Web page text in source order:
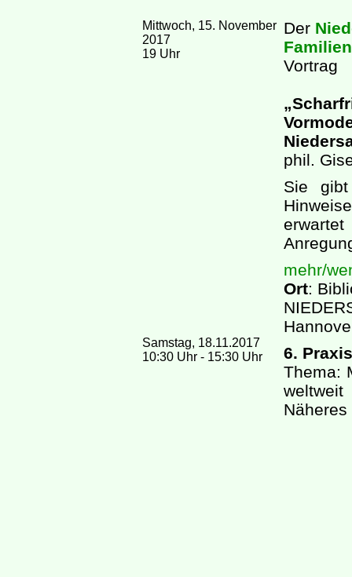
Mittwoch, 15. November
2017
19 Uhr
Der
Vortrag
phil.
Sie gibt
mehr/
Ort:
Samstag, 18.11.2017
10:30 Uhr - 15:30 Uhr
6.
Thema:
weltweit